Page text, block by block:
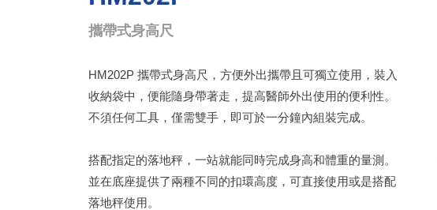
攜帶式身高尺
HM202P 攜帶式身高尺，方便外出攜帶且可獨立使用，裝入
收納袋中，便能隨身帶著走，提高醫師外出使用的便利性。
不須任何工具，僅需雙手，即可於一分鐘內組裝完成。
搭配指定的落地秤，一站就能同時完成身高和體重的量測。
並在底座提供了兩種不同的扣環高度，可直接使用或是搭配
落地秤使用。